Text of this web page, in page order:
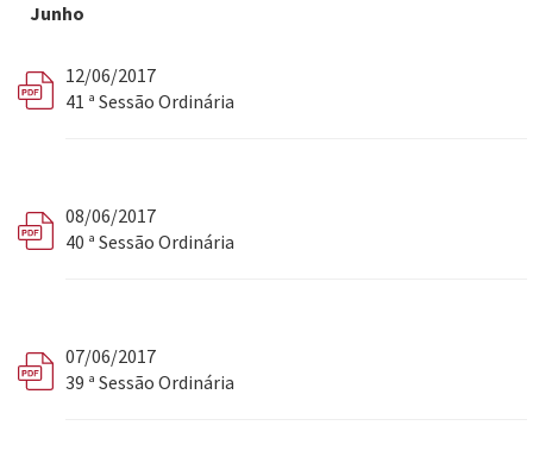
Junho
12/06/2017
41 ª Sessão Ordinária
08/06/2017
40 ª Sessão Ordinária
07/06/2017
39 ª Sessão Ordinária